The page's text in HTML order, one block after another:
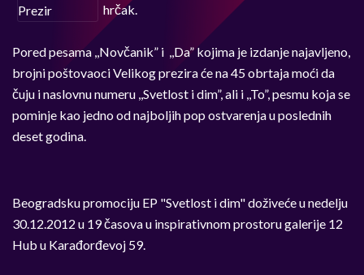
hrčak.
Pored pesama ,,Novčanik” i ,,Da” kojima je izdanje najavljeno,
brojni poštovaoci Velikog prezira će na 45 obrtaja moći da
čuju i naslovnu numeru ,,Svetlost i dim”, ali i ,,To”, pesmu koja se
pominje kao jedno od najboljih pop ostvarenja u poslednih
deset godina.
Beogradsku promociju EP "Svetlost i dim" doživeće u nedelju
30.12.2012 u 19 časova u inspirativnom prostoru galerije 12
Hub u Karađorđevoj 59.